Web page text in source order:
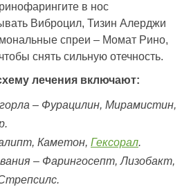
в нос
Виброцил, Тизин Алерджи
спреи – Момат Рино,
снять сильную отечность.
лечения включают:
– Фурацилин, Мирамистин,
Каметон, Гексорал.
– Фарингосепт, Лизобакт,